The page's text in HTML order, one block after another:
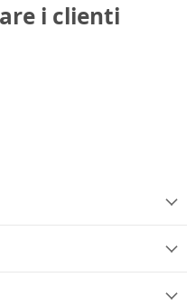
i clienti